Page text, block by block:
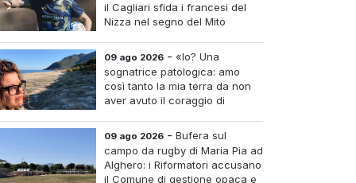
il Cagliari sfida i francesi del
Nizza nel segno del Mito
09 ago 2026 - «Io? Una
sognatrice patologica: amo
così tanto la mia terra da non
aver avuto il coraggio di
09 ago 2026 - Bufera sul
campo da rugby di Maria Pia ad
Alghero: i Riformatori accusano
il Comune di gestione opaca e